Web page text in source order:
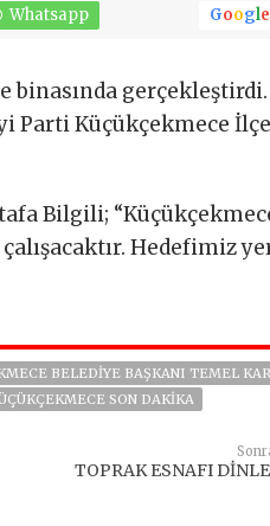
Whatsapp Google
binasında gerçekleştirdi.
Parti Küçükçekmece İlçe
Bilgili;
Hedefimiz
BELEDIYE BAŞKANI TEMEL
SON DAKIKA
TOPRAK ESNAFI